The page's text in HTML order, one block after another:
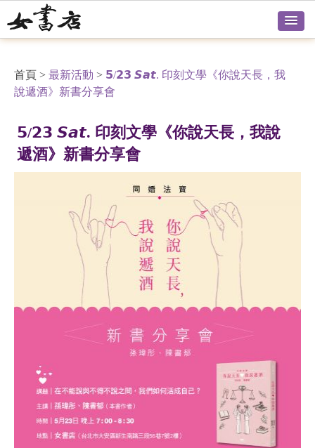
首頁 > 最新活動 > 𝟱/𝟮𝟯 𝙎𝙖𝙩. 印刻文學《你說天長，我
說遞酒》新書分享會
𝟱/𝟮𝟯 𝙎𝙖𝙩. 印刻文學《你說天長，我說
遞酒》新書分享會